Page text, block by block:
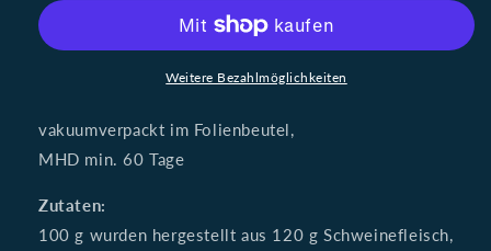
3
Schwarzwälder
Landjäger,
3
Paar
Weitere Bezahlmöglichkeiten
vakuumverpackt im Folienbeutel,
MHD min. 60 Tage
Zutaten:
100 g wurden hergestellt aus 120 g Schweinefleisch,